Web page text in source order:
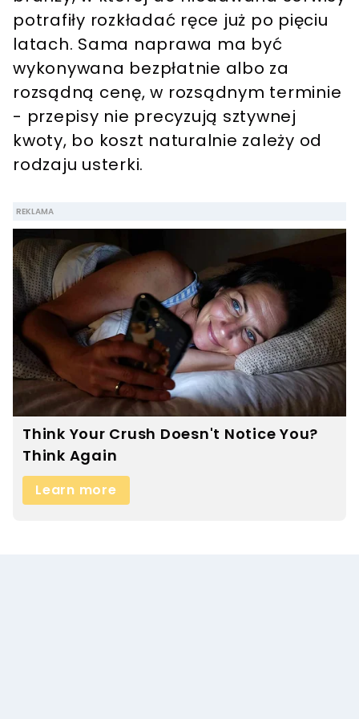
potrafiły rozkładać ręce już po pięciu
latach. Sama naprawa ma być
wykonywana bezpłatnie albo za
rozsądną cenę, w rozsądnym terminie
- przepisy nie precyzują sztywnej
kwoty, bo koszt naturalnie zależy od
rodzaju usterki.